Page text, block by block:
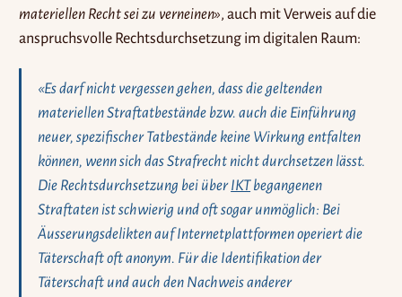
materiellen Recht sei zu verneinen», auch mit Verweis auf die
anspruchsvolle Rechtsdurchsetzung im digitalen Raum:
«Es darf nicht vergessen gehen, dass die geltenden
materiellen Straftatbestände bzw. auch die Einführung
neuer, spezifischer Tatbestände keine Wirkung entfalten
können, wenn sich das Strafrecht nicht durchsetzen lässt.
Die Rechtsdurchsetzung bei überIKTbegangenen
Straftaten ist schwierig und oft sogar unmöglich: Bei
Äusserungsdelikten auf Internetplattformen operiert die
Täterschaft oft anonym. Für die Identifikation der
Täterschaft und auch den Nachweis anderer